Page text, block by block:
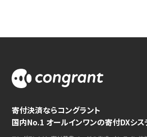
寄付決済ならコングラント
国内No.1 オールインワンの寄付DXシス